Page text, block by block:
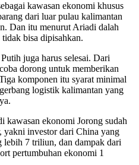
kawasan ekonomi khusus
dari luar pulau kalimantan
Dan itu menurut Ariadi dalah
bisa dipisahkan.
juga harus selesai. Dari
dorong untuk memberikan
komponen itu syarat minimal
logistik kalimantan yang
kawasan ekonomi Jorong sudah
investor dari China yang
lebih 7 triliun, dan dampak dari
pertumbuhan ekonomi 1